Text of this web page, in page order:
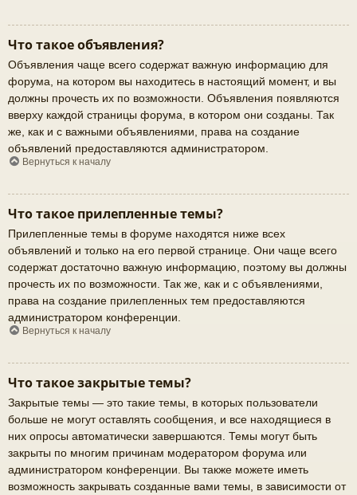
Что такое объявления?
Объявления чаще всего содержат важную информацию для
форума, на котором вы находитесь в настоящий момент, и вы
должны прочесть их по возможности. Объявления появляются
вверху каждой страницы форума, в котором они созданы. Так
же, как и с важными объявлениями, права на создание
объявлений предоставляются администратором.
Вернуться к началу
Что такое прилепленные темы?
Прилепленные темы в форуме находятся ниже всех
объявлений и только на его первой странице. Они чаще всего
содержат достаточно важную информацию, поэтому вы должны
прочесть их по возможности. Так же, как и с объявлениями,
права на создание прилепленных тем предоставляются
администратором конференции.
Вернуться к началу
Что такое закрытые темы?
Закрытые темы — это такие темы, в которых пользователи
больше не могут оставлять сообщения, и все находящиеся в
них опросы автоматически завершаются. Темы могут быть
закрыты по многим причинам модератором форума или
администратором конференции. Вы также можете иметь
возможность закрывать созданные вами темы, в зависимости от